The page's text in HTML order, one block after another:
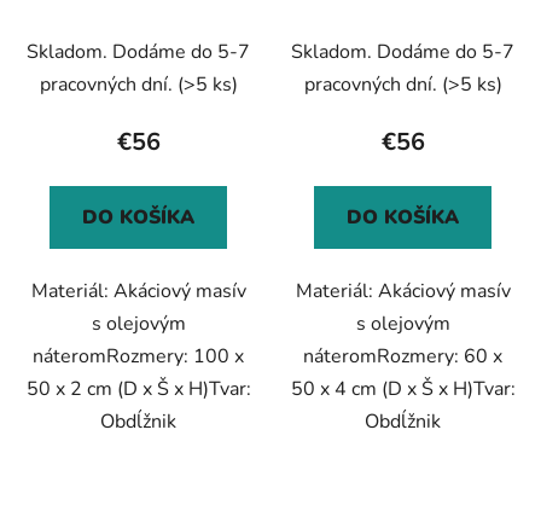
akácia
Skladom. Dodáme do 5-7
pracovných dní. (>5 ks)
€56
DO KOŠÍKA
Materiál: Akáciový masív
s olejovým
náteromRozmery: 100 x
50 x 2 cm (D x Š x H)Tvar:
Obdĺžnik
Skladom. Dodáme do 5-7
pracovných dní. (>5 ks)
€56
DO KOŠÍKA
Materiál: Akáciový masív
s olejovým
náteromRozmery: 60 x
50 x 4 cm (D x Š x H)Tvar:
Obdĺžnik